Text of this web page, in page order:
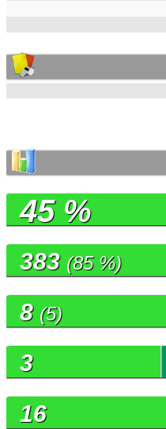
45 %
383 (85 %)
8 (5)
3
16